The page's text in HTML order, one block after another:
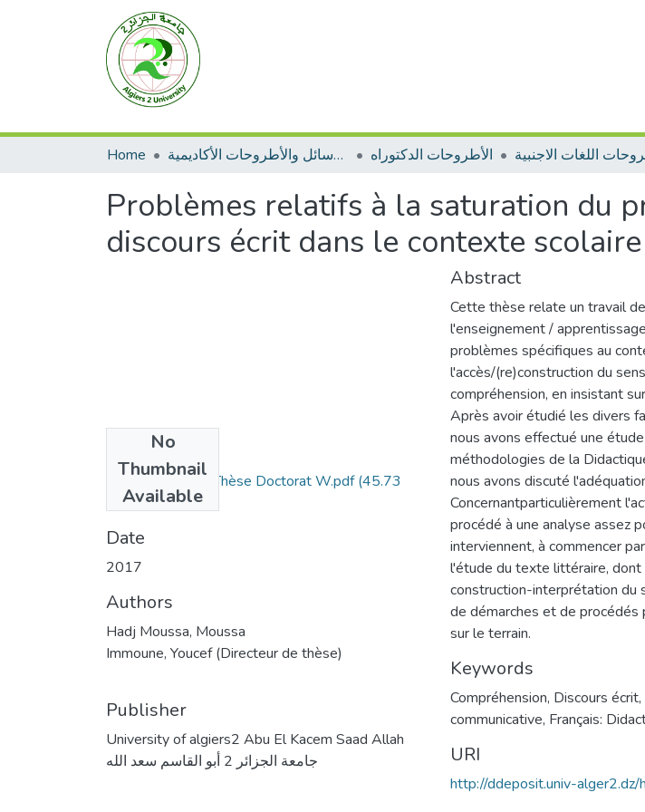
Home الرسائل والأطروحات الأكاديمية الأطروحات الدكتوراه اللغات الاجنبية
Problèmes relatifs à la saturation du
discours écrit dans le contexte
No
Thumbnail
Available
HADJ MOUSSA Thèse Doctorat W.pdf(45.73
MB)
Date
2017
Authors
Hadj Moussa, Moussa
Immoune, Youcef (Directeur de thèse)
Publisher
University of algiers2 Abu El Kacem Saad Allah
جامعة الجزائر 2 أبو القاسم سعد الله
Abstract
Cette thèse relate un travail
l'enseignement /
problèmes spécifiques au
l'accès/(re)construction du
compréhension, en insistant
Après avoir étudié les divers
nous avons effectué une
méthodologies de la
nous avons discuté
Concernantparticulièrement
procédé à une analyse assez
interviennent, à commencer
l'étude du texte littéraire,
construction-interprétation du
de démarches et de procédés
sur le terrain.
Keywords
Compréhension, Discours écrit,
communicative, Français:
URI
http://ddeposit.univ-